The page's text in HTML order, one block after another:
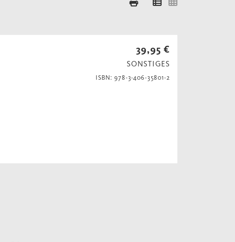
39,95 €
SONSTIGES
ISBN: 978-3-406-35801-2